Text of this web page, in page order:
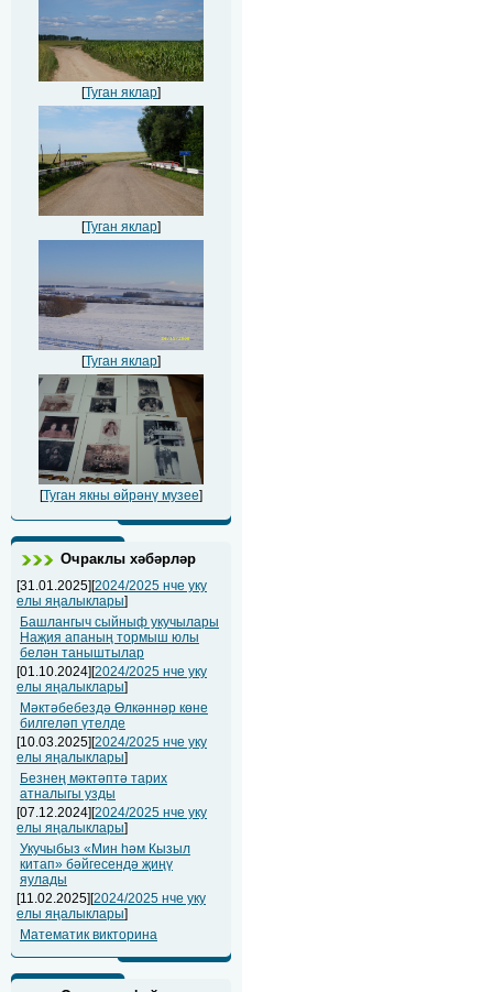
[Туган яклар]
[Туган яклар]
[Туган яклар]
[Туган якны өйрәнү музее]
Очраклы хәбәрләр
[31.01.2025][2024/2025 нче уку
елы яңалыклары]
Башлангыч сыйныф укучылары
Наҗия апаның тормыш юлы
белән таныштылар
[01.10.2024][2024/2025 нче уку
елы яңалыклары]
Мәктәбебездә Өлкәннәр көне
билгеләп үтелде
[10.03.2025][2024/2025 нче уку
елы яңалыклары]
Безнең мәктәптә тарих
атналыгы узды
[07.12.2024][2024/2025 нче уку
елы яңалыклары]
Укучыбыз «Мин һәм Кызыл
китап» бәйгесендә җиңү
яулады
[11.02.2025][2024/2025 нче уку
елы яңалыклары]
Математик викторина